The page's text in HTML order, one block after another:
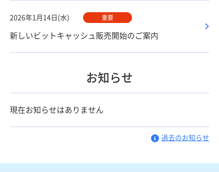
2026年1月14日(水) 重要
新しいビットキャッシュ販売開始のご案内
お知らせ
現在お知らせはありません
過去のお知らせ